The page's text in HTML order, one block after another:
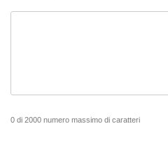
0 di 2000 numero massimo di caratteri